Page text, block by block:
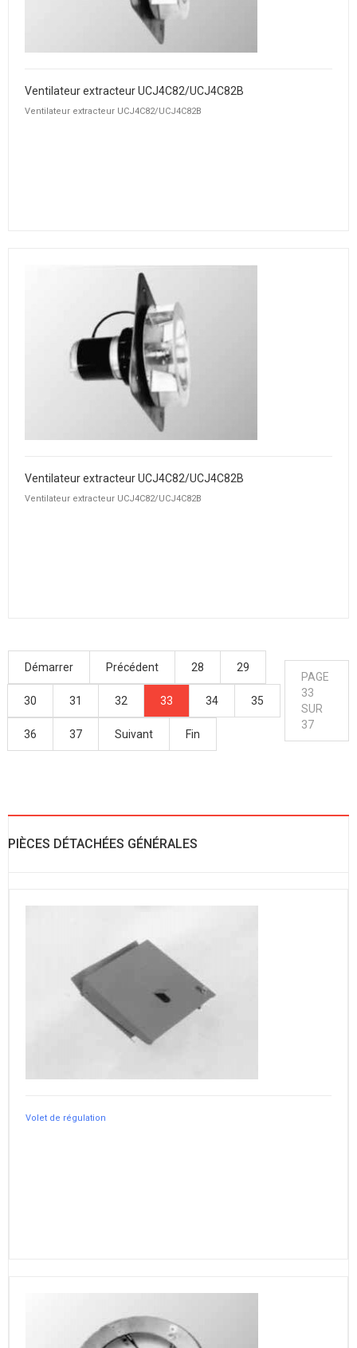
Ventilateur extracteur UCJ4C82/UCJ4C82B
Ventilateur extracteur UCJ4C82/UCJ4C82B
Ventilateur extracteur UCJ4C82/UCJ4C82B
Ventilateur extracteur UCJ4C82/UCJ4C82B
Démarrer Précédent 28 29
30 31 32 33 34 35
36 37 Suivant Fin
PAGE
33
SUR
37
PIÈCES DÉTACHÉES GÉNÉRALES
Volet de régulation